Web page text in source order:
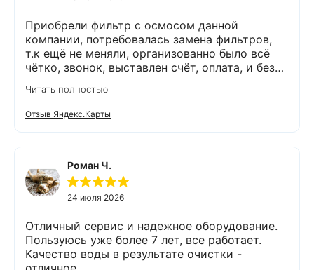
Приобрели фильтр с осмосом данной
компании, потребовалась замена фильтров,
т.к ещё не меняли, организованно было всё
чётко, звонок, выставлен счёт, оплата, и без
выполнено (всё чётко без шума и пыли),
приятно работать с грамотными,
обязательными людьми. Спасибо
Читать полностью
Отзыв Яндекс.Карты
Роман Ч.
24 июля 2026
Отличный сервис и надежное оборудование.
Пользуюсь уже более 7 лет, все работает.
Качество воды в результате очистки -